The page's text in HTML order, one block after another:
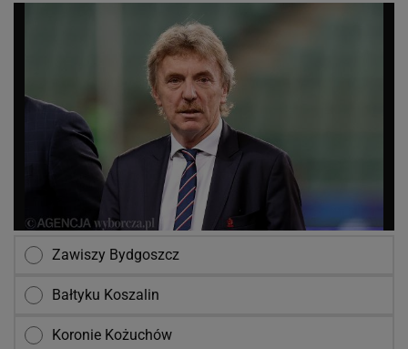
Zawiszy Bydgoszcz
Bałtyku Koszalin
Koronie Kożuchów